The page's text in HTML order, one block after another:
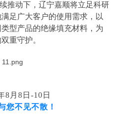
推动下，辽宁嘉顺将立足科研
足广大客户的使用需求，以
型产品的绝缘填充材料，为
重守护。
8月8日-10日
您不见不散！